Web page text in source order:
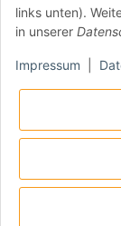
links unten).
in unserer
Impressum
Goedstrup